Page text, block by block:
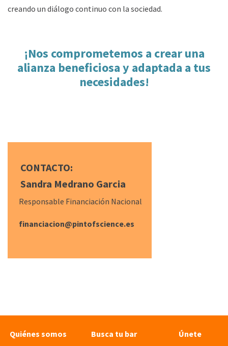
creando un diálogo continuo con la sociedad.
¡Nos comprometemos a crear una
alianza beneficiosa y adaptada a tus
necesidades!
CONTACTO:
Sandra Medrano Garcia
Responsable Financiación Nacional
financiacion@pintofscience.es
Quiénes somos Busca tu bar Únete